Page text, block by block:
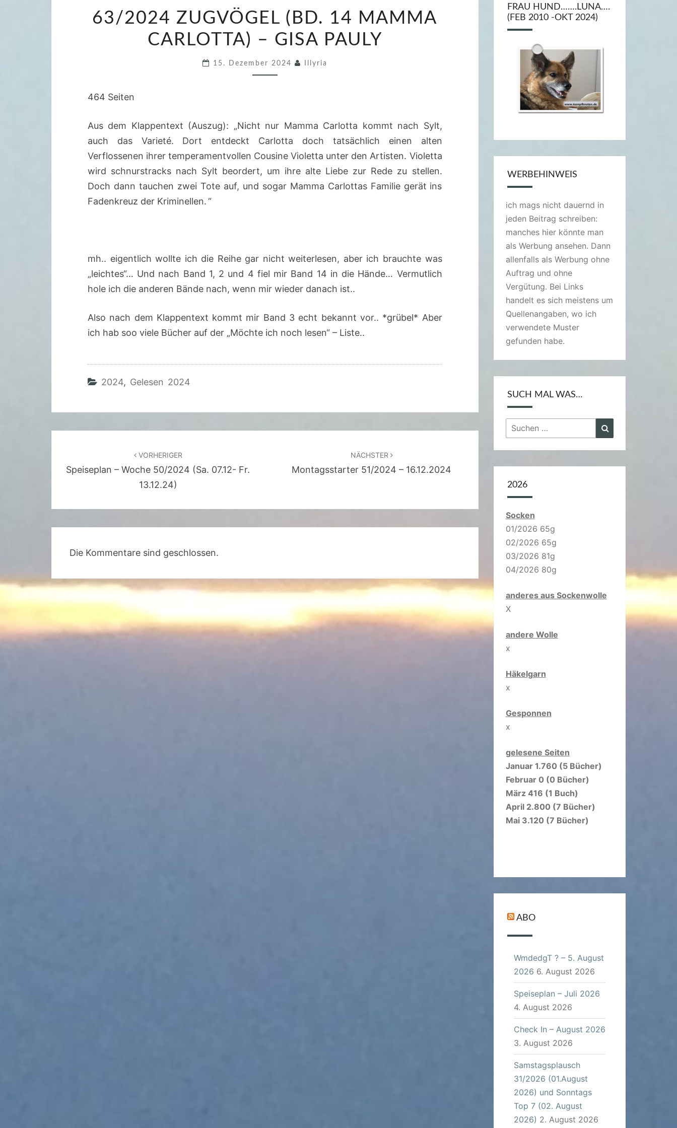
3
0
U
G
V
Ö
G
D
.
1
M
A
M
A
S
A
A
U
63/2024 ZUGVÖGEL (BD. 14 MAMMA
CARLOTTA) – GISA PAULY
15. Dezember 2024 Illyria
464 Seiten
Aus dem Klappentext (Auszug): „Nicht nur Mamma Carlotta kommt nach Sylt,
auch das Varieté. Dort entdeckt Carlotta doch tatsächlich einen alten
Verflossenen ihrer temperamentvollen Cousine Violetta unter den Artisten. Violetta
wird schnurstracks nach Sylt beordert, um ihre alte Liebe zur Rede zu stellen.
Doch dann tauchen zwei Tote auf, und sogar Mamma Carlottas Familie gerät ins
Fadenkreuz der Kriminellen. “
mh.. eigentlich wollte ich die Reihe gar nicht weiterlesen, aber ich brauchte was
„leichtes“… Und nach Band 1, 2 und 4 fiel mir Band 14 in die Hände… Vermutlich
hole ich die anderen Bände nach, wenn mir wieder danach ist..
Also nach dem Klappentext kommt mir Band 3 echt bekannt vor.. *grübel* Aber
ich hab soo viele Bücher auf der „Möchte ich noch lesen“ – Liste..
2024, Gelesen 2024
Beitragsnavigation
VORHERIGER
Speiseplan – Woche 50/2024 (Sa. 07.12- Fr.
13.12.24)
NÄCHSTER
Montagsstarter 51/2024 – 16.12.2024
Die Kommentare sind geschlossen.
FRAU HUND…….LUNA….
(FEB 2010 -OKT 2024)
WERBEHINWEIS
ich mags nicht dauernd in
jeden Beitrag schreiben:
manches hier könnte man
als Werbung ansehen. Dann
allenfalls als Werbung ohne
Auftrag und ohne
Vergütung. Bei Links
handelt es sich meistens um
Quellenangaben, wo ich
verwendete Muster
gefunden habe.
SUCH MAL WAS…
Suchen
nach:
2026
Socken
01/2026 65g
02/2026 65g
03/2026 81g
04/2026 80g
anderes aus Sockenwolle
X
andere Wolle
x
Häkelgarn
x
Gesponnen
x
gelesene Seiten
Januar 1.760 (5 Bücher)
Februar 0 (0 Bücher)
März 416 (1 Buch)
April 2.800 (7 Bücher)
Mai 3.120 (7 Bücher)
ABO
WmdedgT ? – 5. August
2026 6. August 2026
Speiseplan – Juli 2026
4. August 2026
Check In – August 2026
3. August 2026
Samstagsplausch
31/2026 (01.August
2026) und Sonntags
Top 7 (02. August
2026) 2. August 2026